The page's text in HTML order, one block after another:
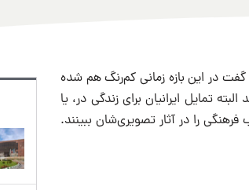
در این بازه زمانی کم‌رنگ هم شده
تمایل ایرانیان برای زندگی در، یا
را در آثار تصویری‌شان ببینند.